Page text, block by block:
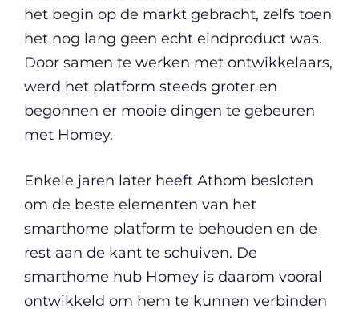
het begin op de markt gebracht, zelfs toen
het nog lang geen echt eindproduct was.
Door samen te werken met ontwikkelaars,
werd het platform steeds groter en
begonnen er mooie dingen te gebeuren
met Homey.
Enkele jaren later heeft Athom besloten
om de beste elementen van het
smarthome platform te behouden en de
rest aan de kant te schuiven. De
smarthome hub Homey is daarom vooral
ontwikkeld om hem te kunnen verbinden